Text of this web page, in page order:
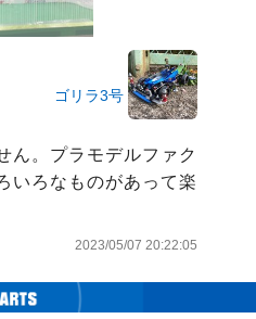
ゴリラ3号
ん。プラモデルファク
いろなものがあって楽
2023/05/07 20:22:05